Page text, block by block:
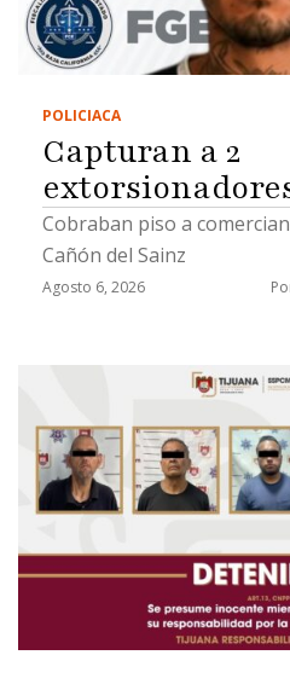
POLICIACA
Capturan a 2
Cobraban piso a
Cañón del Sainz
Agosto 6, 2026